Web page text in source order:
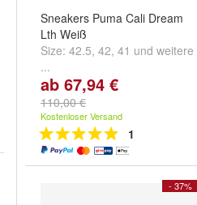
Sneakers Puma Cali Dream
Lth Weiß
Size: 42.5, 42, 41 und weitere
...
ab 67,94 €
110,00 €
Kostenloser Versand
1
- 37%